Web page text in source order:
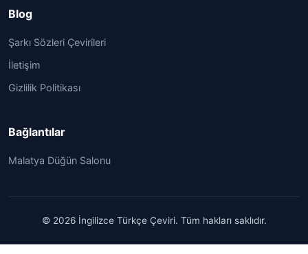
Blog
Şarkı Sözleri Çevirileri
İletişim
Gizlilik Politikası
Bağlantılar
Malatya Düğün Salonu
© 2026 İngilizce Türkçe Çeviri. Tüm hakları saklıdır.